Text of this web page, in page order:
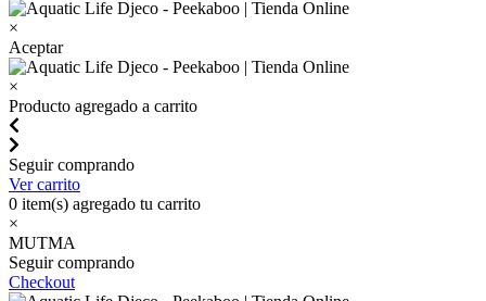
×
Aceptar
×
Producto agregado a carrito
Seguir comprando
Ver carrito
0 item(s) agregado tu carrito
×
MUTMA
Seguir comprando
Checkout